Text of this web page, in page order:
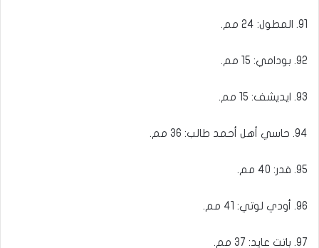
91. المطول: 24 مم.
92. بودامي: 15 مم.
93. ايديشف: 15 مم.
94. حاسي أهل أحمد طالب: 36 مم.
95. فدر: 40 مم.
96. أودي لوتي: 41 مم.
97. باتت عايد: 37 مم.